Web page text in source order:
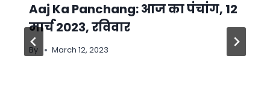
Aaj Ka Panchang: आज का पंचांग, 12
मार्च 2023, रविवार
By March 12, 2023